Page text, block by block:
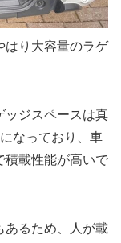
はり大容量のラゲ
ッジスペースは真
なっており、車
積載性能が高いで
あるため、人が載